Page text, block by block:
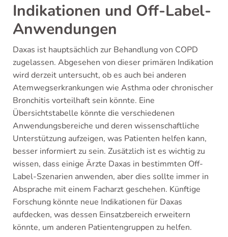
Indikationen und Off-Label-
Anwendungen
Daxas ist hauptsächlich zur Behandlung von COPD
zugelassen. Abgesehen von dieser primären Indikation
wird derzeit untersucht, ob es auch bei anderen
Atemwegserkrankungen wie Asthma oder chronischer
Bronchitis vorteilhaft sein könnte. Eine
Übersichtstabelle könnte die verschiedenen
Anwendungsbereiche und deren wissenschaftliche
Unterstützung aufzeigen, was Patienten helfen kann,
besser informiert zu sein. Zusätzlich ist es wichtig zu
wissen, dass einige Ärzte Daxas in bestimmten Off-
Label-Szenarien anwenden, aber dies sollte immer in
Absprache mit einem Facharzt geschehen. Künftige
Forschung könnte neue Indikationen für Daxas
aufdecken, was dessen Einsatzbereich erweitern
könnte, um anderen Patientengruppen zu helfen.